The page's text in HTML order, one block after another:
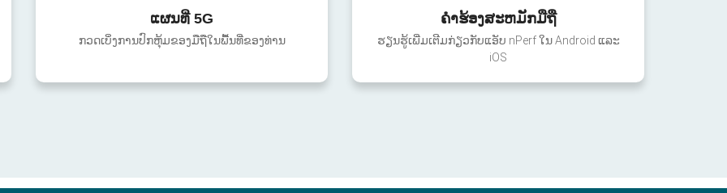
ແຜນທີ່ 5G
ກວດເບິ່ງການປົກຫຸ້ມຂອງມືຖືໃນພື້ນທີ່ຂອງທ່ານ
ຄໍາຮ້ອງສະຫມັກມືຖື
ຮຽນຮູ້ເພີ່ມເຕີມກ່ຽວກັບແອັບ nPerf ໃນ Android ແລະ
iOS